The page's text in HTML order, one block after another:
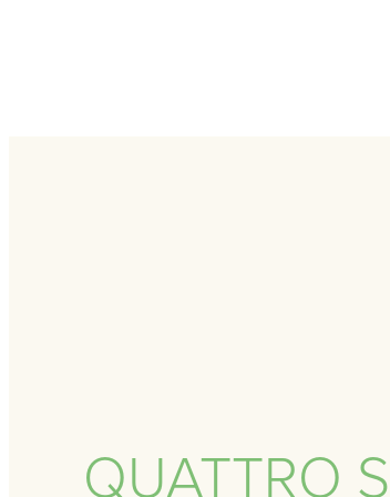
QUATTRO